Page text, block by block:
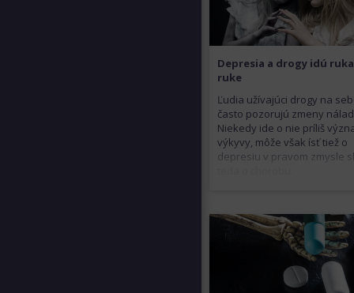
Depresia a drogy idú
ruke
Ľudia užívajúci drogy na
často pozorujú zmeny
Niekedy ide o nie príliš
výkyvy, môže však ísť tiež o
depresiu v pravom zmysle